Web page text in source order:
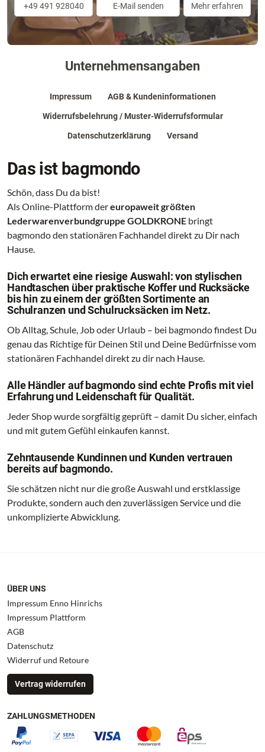
+49 491 928040
E-Mail senden
Mehr erfahren
Unternehmensangaben
Impressum AGB & Kundeninformationen
Widerrufsbelehrung / Muster-Widerrufsformular
Datenschutzerklärung Versand
Das ist bagmondo
Schön, dass Du da bist!
Als Online-Plattform dereuropaweit größten
Lederwarenverbundgruppe GOLDKRONE bringt
bagmondo den stationären Fachhandel direkt zu Dir nach
Hause.
Dich erwartet eine riesige Auswahl: von stylischen
Handtaschen über praktische Koffer und Rucksäcke
bis hin zu einem der größten Sortimente an
Schulranzen und Schulrucksäcken im Netz.
Ob Alltag, Schule, Job oder Urlaub – bei bagmondo findest Du
genau das Richtige für Deinen Stil und Deine Bedürfnisse vom
stationären Fachhandel direkt zu dir nach Hause.
Alle Händler auf bagmondo sind echte Profis mit viel
Erfahrung und Leidenschaft für Qualität.
Jeder Shop wurde sorgfältig geprüft – damit Du sicher, einfach
und mit gutem Gefühl einkaufen kannst.
Zehntausende Kundinnen und Kunden vertrauen
bereits auf bagmondo.
Sie schätzen nicht nur die große Auswahl und erstklassige
Produkte, sondern auch den zuverlässigen Service und die
unkomplizierte Abwicklung.
ÜBER UNS
Impressum Enno Hinrichs
Impressum Plattform
AGB
Datenschutz
Widerruf und Retoure
Vertrag widerrufen
ZAHLUNGSMETHODEN